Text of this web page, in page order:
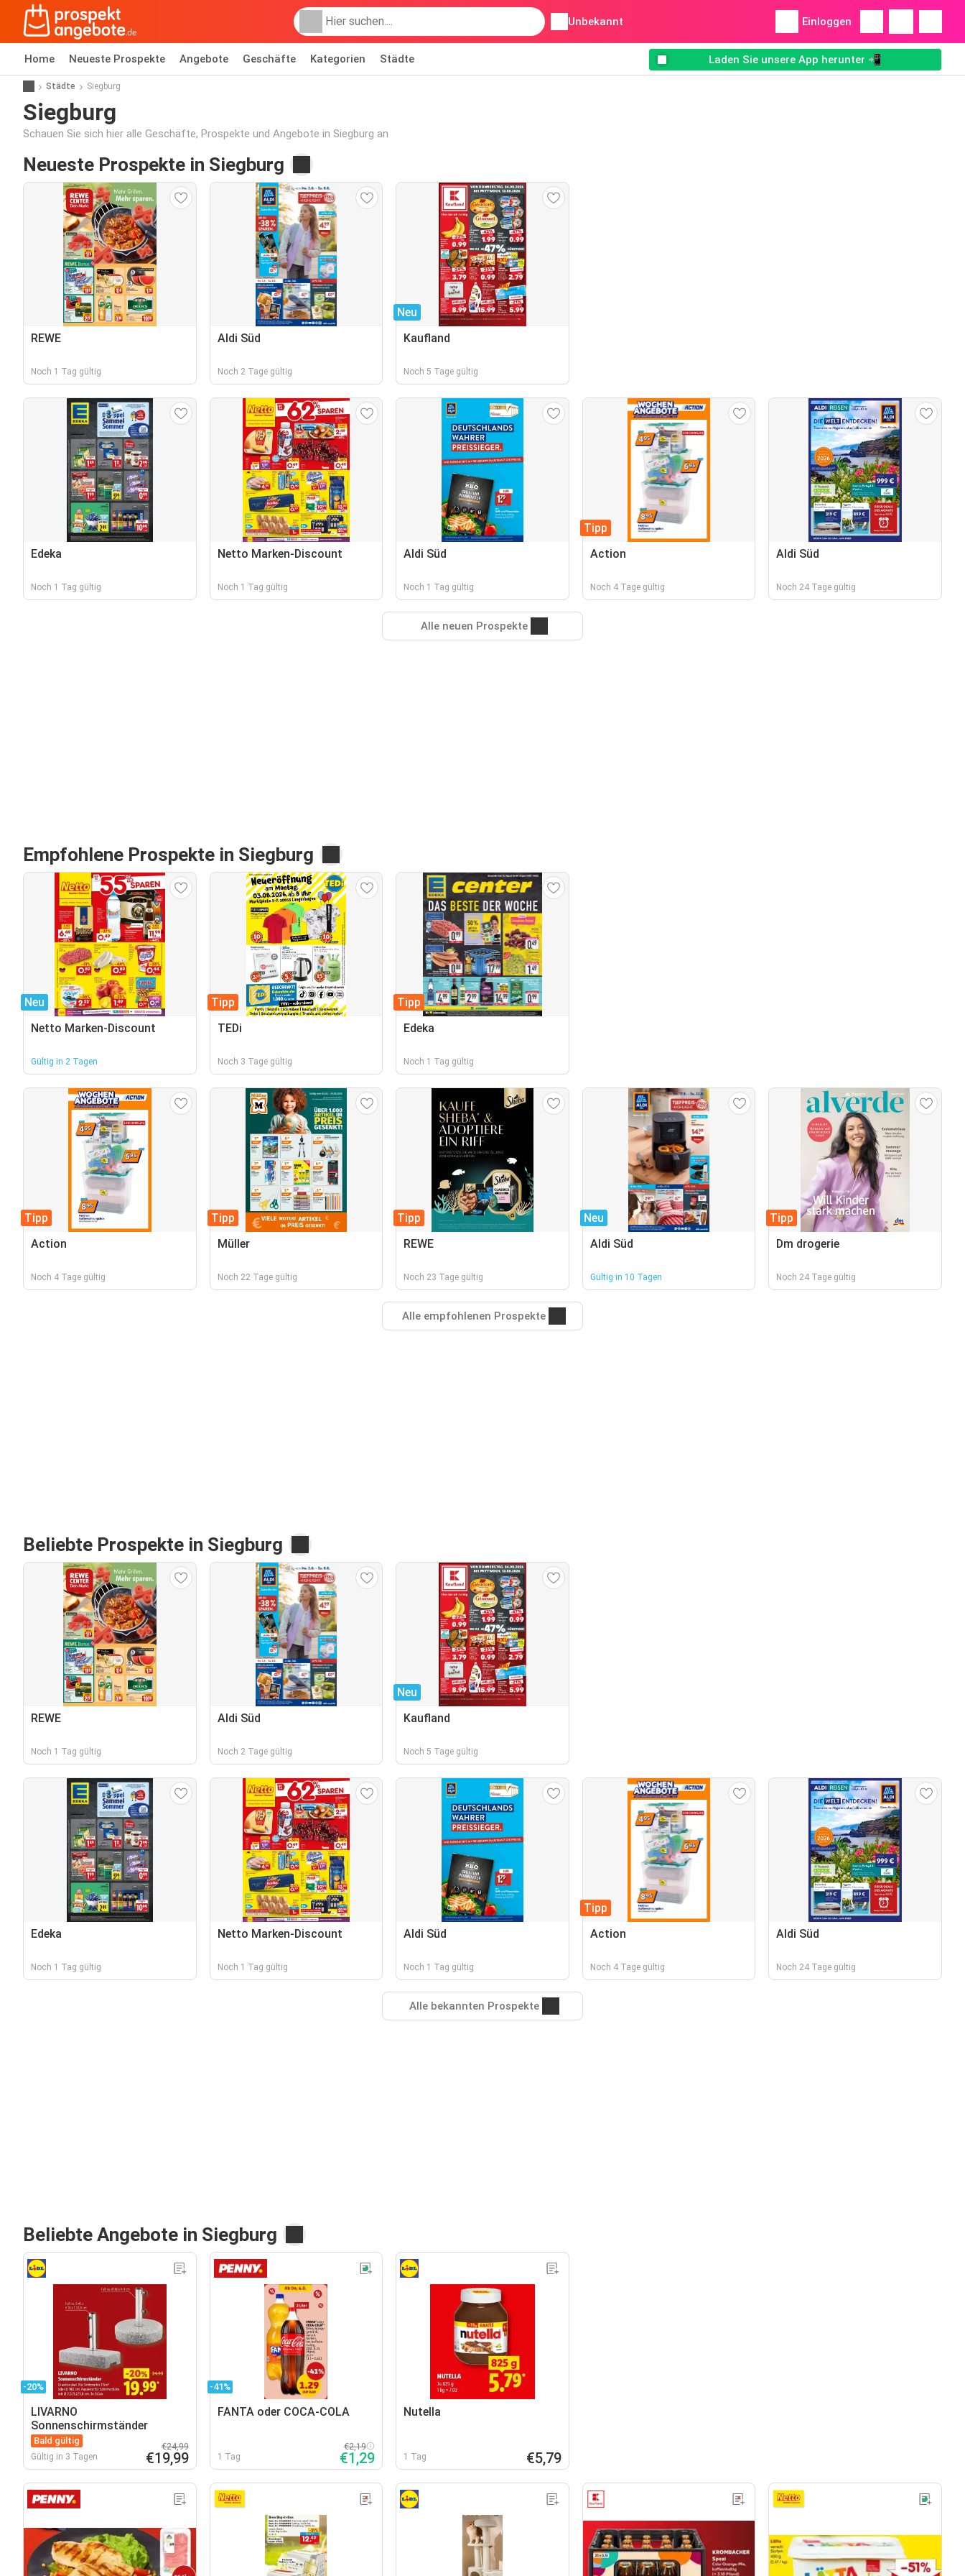
Unbekannt Einloggen
Home Neueste Prospekte Angebote Geschäfte Kategorien Städte Laden Sie unsere App herunter 📲
Städte Siegburg
Siegburg
Schauen Sie sich hier alle Geschäfte, Prospekte und Angebote in Siegburg an
Neueste Prospekte in Siegburg
REWE
Noch 1 Tag gültig
Aldi Süd
Noch 2 Tage gültig
Neu
Kaufland
Noch 5 Tage gültig
Edeka
Noch 1 Tag gültig
Netto Marken-Discount
Noch 1 Tag gültig
Aldi Süd
Noch 1 Tag gültig
Tipp
Action
Noch 4 Tage gültig
Aldi Süd
Noch 24 Tage gültig
Alle neuen Prospekte
Empfohlene Prospekte in Siegburg
Neu
Netto Marken-Discount
Gültig in 2 Tagen
Tipp
TEDi
Noch 3 Tage gültig
Tipp
Edeka
Noch 1 Tag gültig
Tipp
Action
Noch 4 Tage gültig
Tipp
Müller
Noch 22 Tage gültig
Tipp
REWE
Noch 23 Tage gültig
Neu
Aldi Süd
Gültig in 10 Tagen
Tipp
Dm drogerie
Noch 24 Tage gültig
Alle empfohlenen Prospekte
Beliebte Prospekte in Siegburg
REWE
Noch 1 Tag gültig
Aldi Süd
Noch 2 Tage gültig
Neu
Kaufland
Noch 5 Tage gültig
Edeka
Noch 1 Tag gültig
Netto Marken-Discount
Noch 1 Tag gültig
Aldi Süd
Noch 1 Tag gültig
Tipp
Action
Noch 4 Tage gültig
Aldi Süd
Noch 24 Tage gültig
Alle bekannten Prospekte
Beliebte Angebote in Siegburg
-20%
LIVARNO
Sonnenschirmständer
Bald gültig
Gültig in 3 Tagen
€24,99
€19,99
-41%
FANTA oder COCA-COLA
1 Tag
€2,19
€1,29
Nutella
1 Tag €5,79